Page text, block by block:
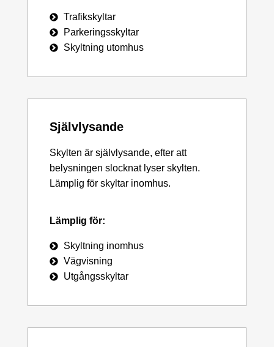
Trafikskyltar
Parkeringsskyltar
Skyltning utomhus
Självlysande
Skylten är självlysande, efter att
belysningen slocknat lyser skylten.
Lämplig för skyltar inomhus.
Lämplig för:
Skyltning inomhus
Vägvisning
Utgångsskyltar